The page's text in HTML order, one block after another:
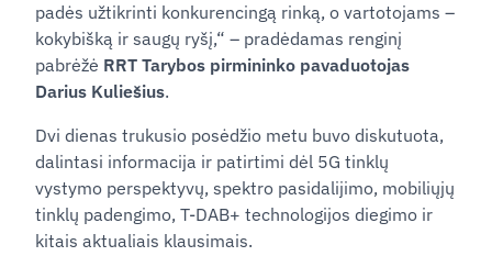
padės užtikrinti konkurencingą rinką, o vartotojams ‒
kokybišką ir saugų ryšį,“ ‒ pradėdamas renginį
pabrėžė RRT Tarybos pirmininko pavaduotojas
Darius Kuliešius.
Dvi dienas trukusio posėdžio metu buvo diskutuota,
dalintasi informacija ir patirtimi dėl 5G tinklų
vystymo perspektyvų, spektro pasidalijimo, mobiliųjų
tinklų padengimo, T-DAB+ technologijos diegimo ir
kitais aktualiais klausimais.